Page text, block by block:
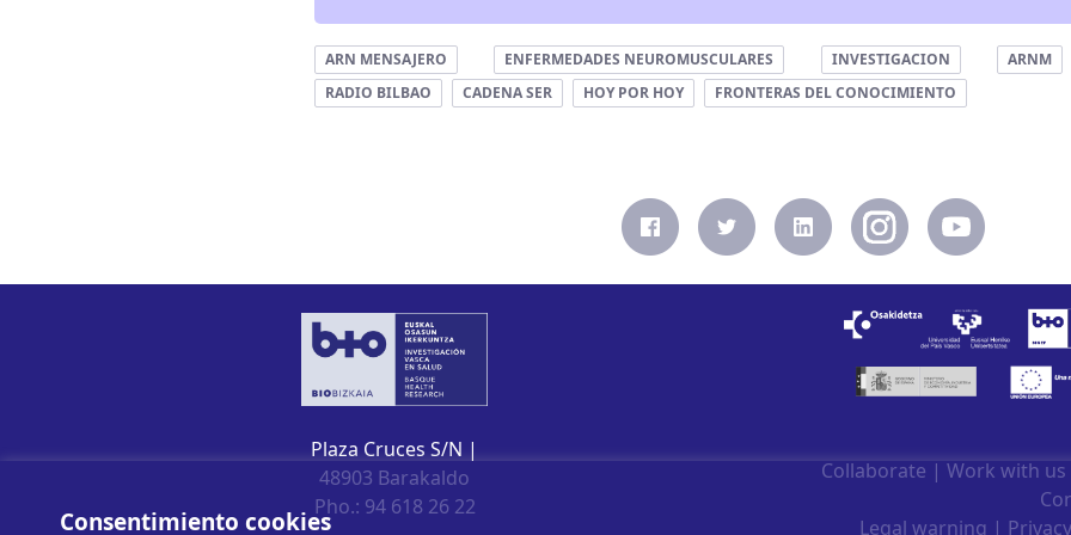
ARN MENSAJERO ENFERMEDADES NEUROMUSCULARES INVESTIGACION
ARNM
RADIO BILBAO
CADENA SER HOY POR HOY FRONTERAS DEL CONOCIMIENTO
Plaza Cruces S/N |
48903 Barakaldo
Pho.: 94 618 26 22
Consentimiento cookies
Collaborate |Work with us
Legal warning |